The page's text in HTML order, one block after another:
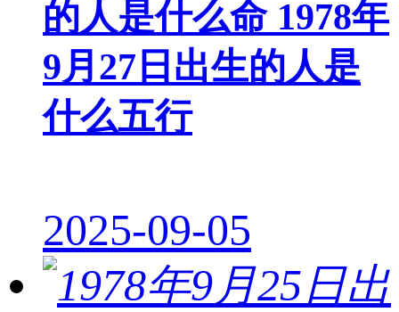
的人是什么命 1978年
9月27日出生的人是
什么五行
2025-09-05